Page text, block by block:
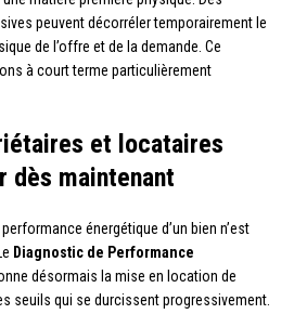
peuvent décorréler temporairement le
de l’offre et de la demande. Ce
à court terme particulièrement
et locataires
dès maintenant
énergétique d’un bien n’est
Diagnostic de Performance
désormais la mise en location de
seuils qui se durcissent progressivement.